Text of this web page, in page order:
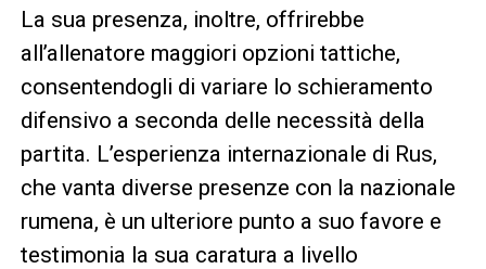
La sua presenza, inoltre, offrirebbe
all’allenatore maggiori opzioni tattiche,
consentendogli di variare lo schieramento
difensivo a seconda delle necessità della
partita. L’esperienza internazionale di Rus,
che vanta diverse presenze con la nazionale
rumena, è un ulteriore punto a suo favore e
testimonia la sua caratura a livello